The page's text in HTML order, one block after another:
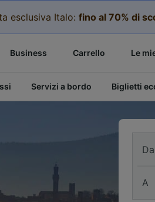
esclusiva Italo: fino al 70% di
Business Carrello Le
Servizi a bordo Biglietti
Da
A